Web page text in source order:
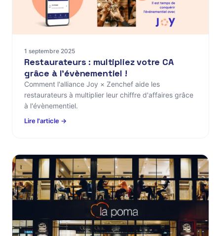
1 septembre 2025
Restaurateurs : multipliez votre CA
grâce à l'évènementiel !
Comment l'alliance Joy × Zenchef aide les
restaurateurs à multiplier leur chiffre d'affaires grâce
à l'évènementiel.
Lire l'article →